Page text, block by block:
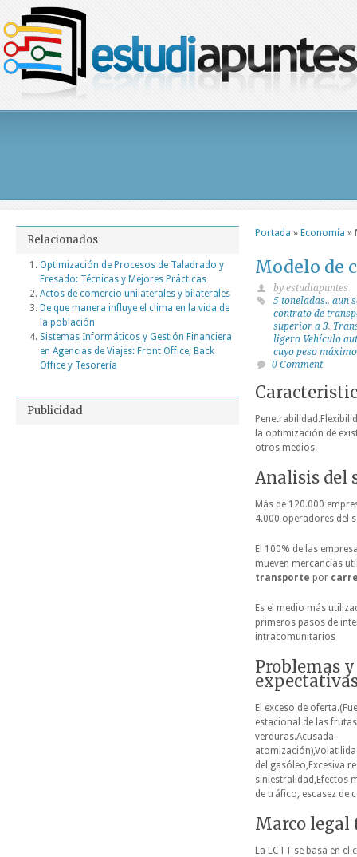
Portada » Economía »
Modelo de
by estudiapuntes
5 toneladas., aun
contrato de
superior a 3,
ligero Vehículo
cuyo peso
0 Comment
la optimización de
otros medios.
Analisis del
Más de 120.000
4.000 operadores del
El 100% de las
mueven mercancías
transporte por
Es el medio más
primeros pasos de
intracomunitarios
Problemas y
El exceso de
estacional de las
verduras.Acusada
del gasóleo,Excesiva
siniestralidad,Efectos
de tráfico, escasez de
Marco legal
La LCTT se basa en
Relacionados
Optimización de Procesos de Taladrado y
Fresado: Técnicas y Mejores Prácticas
Actos de comercio unilaterales y bilaterales
De que manera influye el clima en la vida de
la población
Sistemas Informáticos y Gestión Financiera
en Agencias de Viajes: Front Office, Back
Office y Tesorería
Publicidad